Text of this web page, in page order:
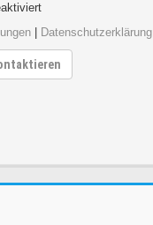
Datenschutzerklärung